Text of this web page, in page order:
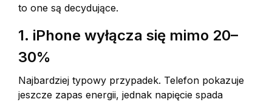
to one są decydujące.
1. iPhone wyłącza się mimo 20–
30%
Najbardziej typowy przypadek. Telefon pokazuje
jeszcze zapas energii, jednak napięcie spada